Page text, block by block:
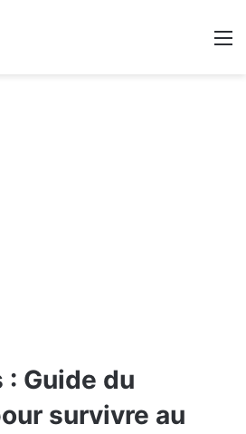
: Guide du
survivre au